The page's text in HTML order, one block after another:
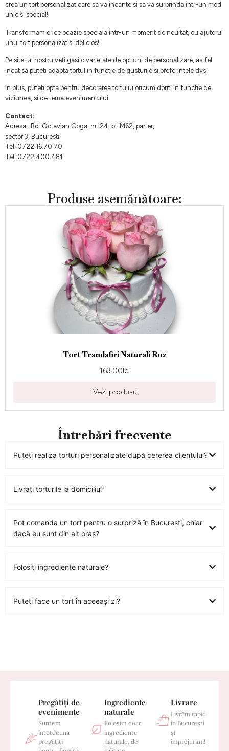
crea un tort personalizat care sa va incante si sa va surprinda intr-un mod
unic si special!
Transformam orice ocazie speciala intr-un moment de neuitat, cu ajutorul
unui tort personalizat si delicios!
Pe site-ul nostru veti gasi o varietate de optiuni de personalizare, astfel
incat sa puteti adapta tortul in functie de gusturile si preferintele dvs.
In plus, puteti opta pentru decorarea tortului oricum doriti in functie de
viziunea, si de tema evenimentului.
Contact:
Adresa: Bd. Octavian Goga, nr. 24, bl. M62, parter,
sector 3, Bucuresti.
Tel: 0722.16.70.70
Tel: 0722.400.481
Produse asemănătoare:
Tort Trandafiri Naturali Roz
163.00lei
Vezi produsul
Întrebări frecvente
Puteți realiza torturi personalizate după cererea clientului?
Livrați torturile la domiciliu?
Pot comanda un tort pentru o surpriză în București, chiar
dacă eu sunt din alt oraș?
Folosiți ingrediente naturale?
Puteți face un tort în aceeași zi?
Pregătiți de
evenimente
Suntem
întotdeuna
pregătiți
Ingrediente
naturale
Folosim doar
ingrediente
naturale, de
Livrare
Livrăm rapid
în București
și
împrejurimi!